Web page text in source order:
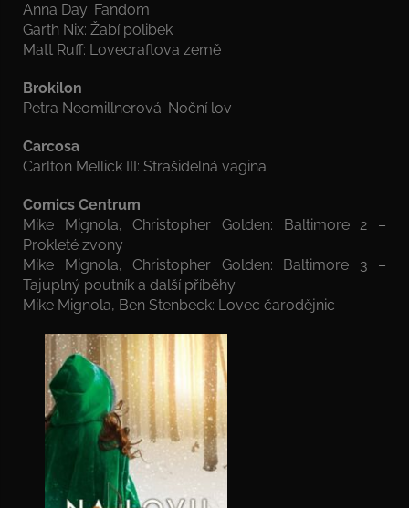
Anna Day: Fandom
Garth Nix: Žabí polibek
Matt Ruff: Lovecraftova země
Brokilon
Petra Neomillnerová: Noční lov
Carcosa
Carlton Mellick III: Strašidelná vagina
Comics Centrum
Mike Mignola, Christopher Golden: Baltimore 2 –
Prokleté zvony
Mike Mignola, Christopher Golden: Baltimore 3 –
Tajuplný poutník a další příběhy
Mike Mignola, Ben Stenbeck: Lovec čarodějnic